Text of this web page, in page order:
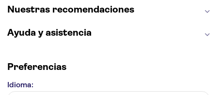
Alhambra
La Giralda
Medina Azahara
Nuestras recomendaciones
Ayuda y asistencia
Preferencias
Idioma: